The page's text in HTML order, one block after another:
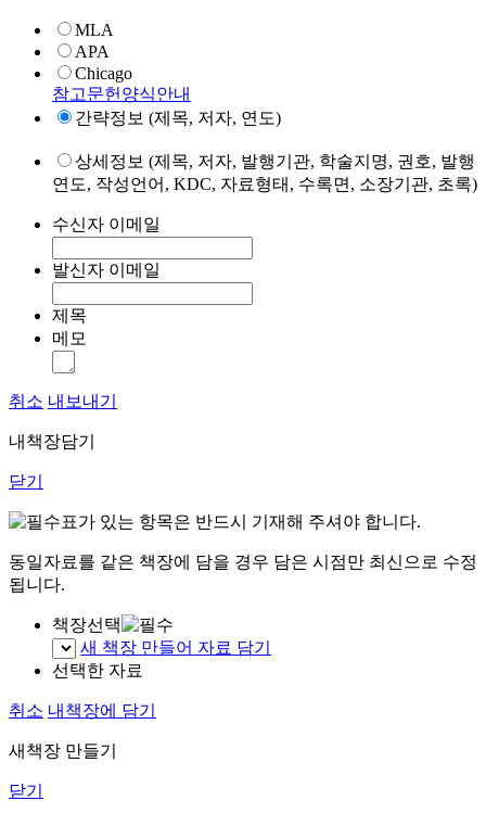
MLA
APA
Chicago
참고문헌양식안내
간략정보 (제목, 저자, 연도)
상세정보 (제목, 저자, 발행기관, 학술지명, 권호, 발행
연도, 작성언어, KDC, 자료형태, 수록면, 소장기관, 초록)
수신자 이메일
발신자 이메일
제목
메모
취소 내보내기
내책장담기
닫기
표가 있는 항목은 반드시 기재해 주셔야 합니다.
동일자료를 같은 책장에 담을 경우 담은 시점만 최신으로 수정
됩니다.
책장선택
새 책장 만들어 자료 담기
선택한 자료
취소 내책장에 담기
새책장 만들기
닫기